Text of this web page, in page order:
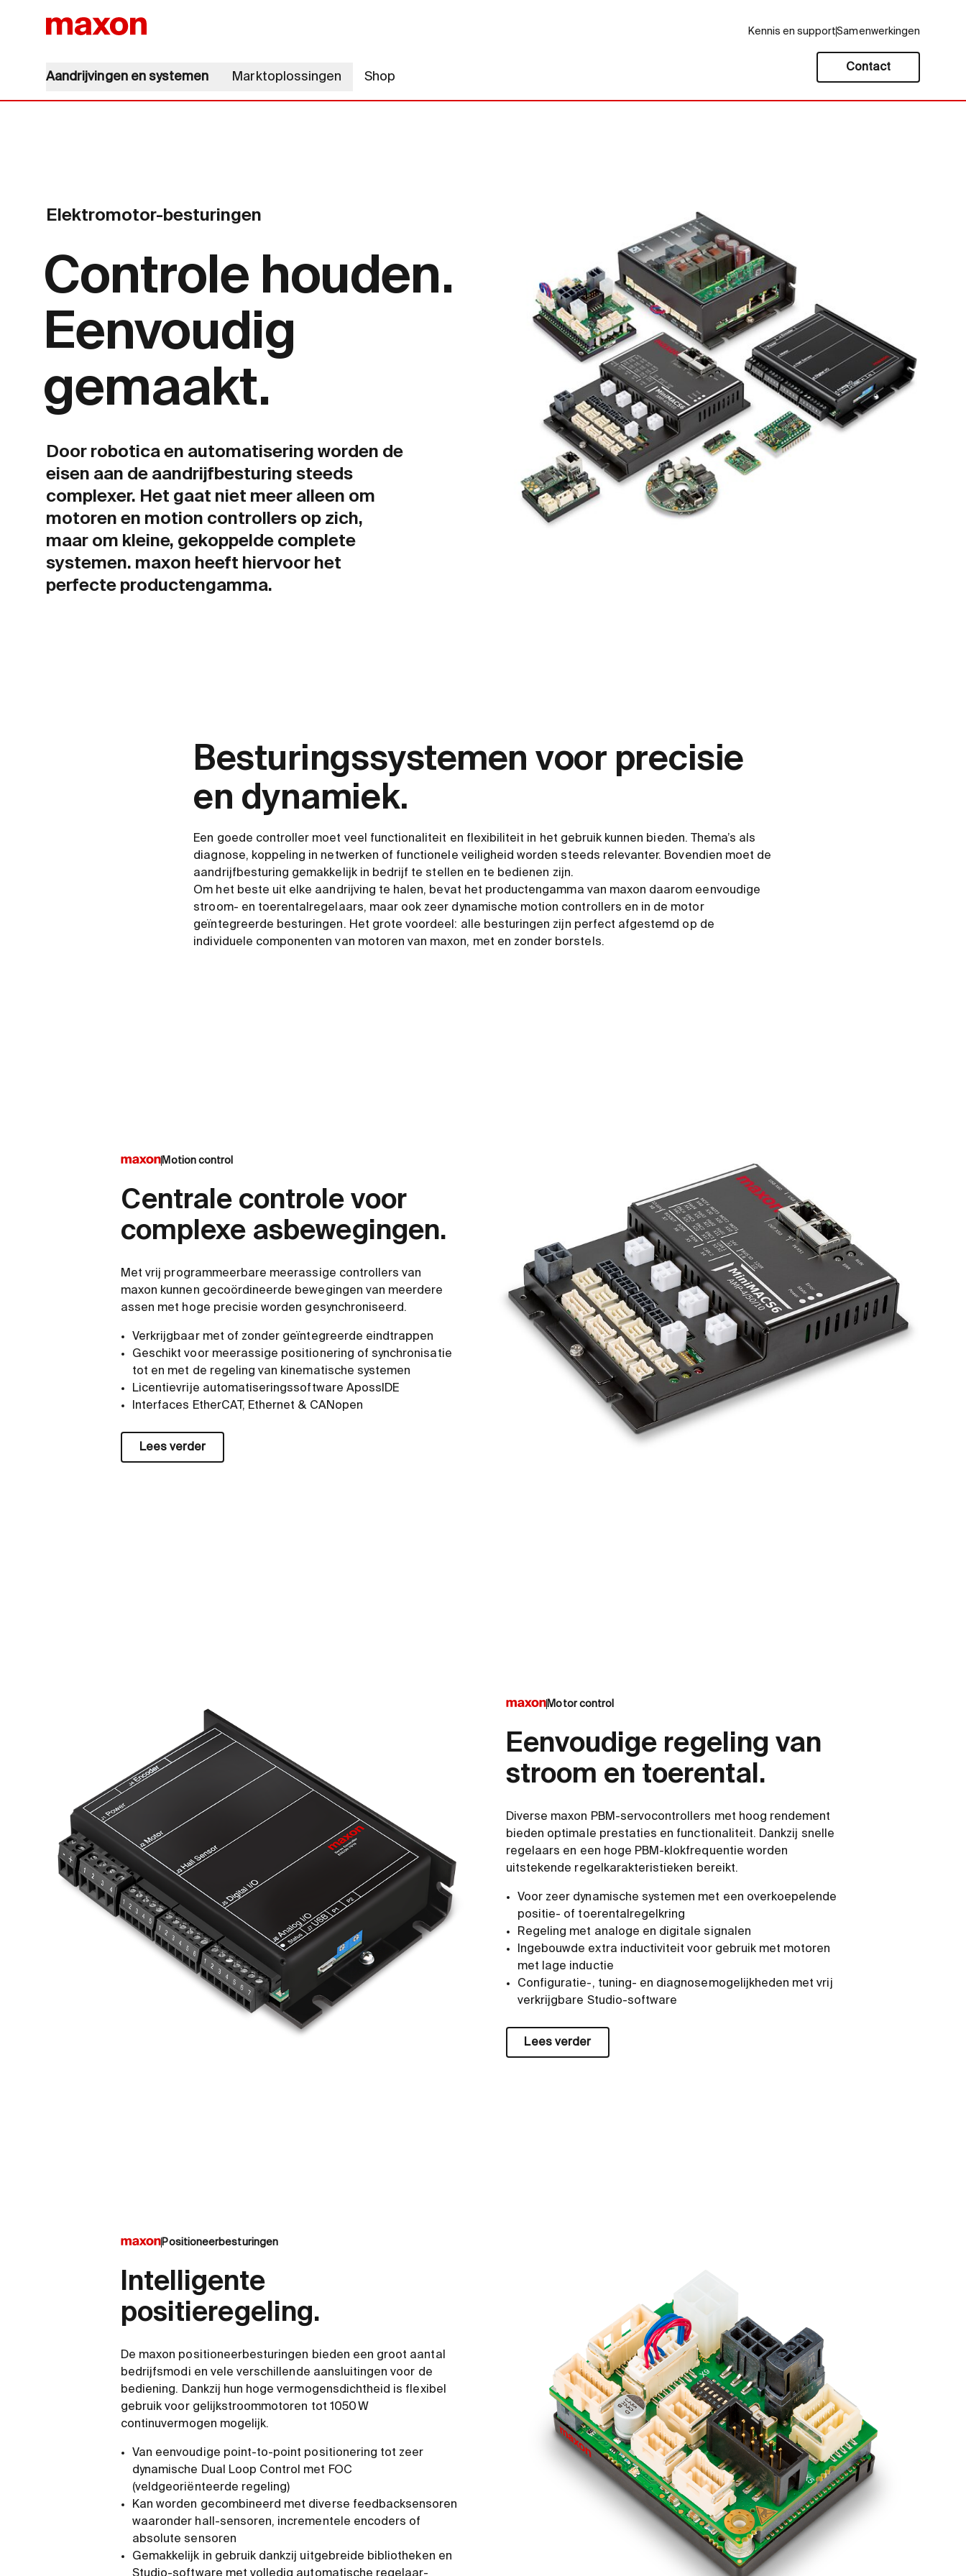
Kennis en supportSamenwerkingen
Aandrijvingen en systemen Marktoplossingen Shop
Contact
Elektromotor-besturingen
Controle houden.
Eenvoudig
gemaakt.
Door robotica en automatisering worden de
eisen aan de aandrijfbesturing steeds
complexer. Het gaat niet meer alleen om
motoren en motion controllers op zich,
maar om kleine, gekoppelde complete
systemen. maxon heeft hiervoor het
perfecte productengamma.
Besturingssystemen voor precisie
en dynamiek.
Een goede controller moet veel functionaliteit en flexibiliteit in het gebruik kunnen bieden. Thema’s als
diagnose, koppeling in netwerken of functionele veiligheid worden steeds relevanter. Bovendien moet de
aandrijfbesturing gemakkelijk in bedrijf te stellen en te bedienen zijn.
Om het beste uit elke aandrijving te halen, bevat het productengamma van maxon daarom eenvoudige
stroom- en toerentalregelaars, maar ook zeer dynamische motion controllers en in de motor
geïntegreerde besturingen. Het grote voordeel: alle besturingen zijn perfect afgestemd op de
individuele componenten van motoren van maxon, met en zonder borstels.
Motion control
Centrale controle voor
complexe asbewegingen.
Met vrij programmeerbare meerassige controllers van
maxon kunnen gecoördineerde bewegingen van meerdere
assen met hoge precisie worden gesynchroniseerd.
Verkrijgbaar met of zonder geïntegreerde eindtrappen
Geschikt voor meerassige positionering of synchronisatie
tot en met de regeling van kinematische systemen
Licentievrije automatiseringssoftware ApossIDE
Interfaces EtherCAT, Ethernet & CANopen
Lees verder
Motor control
Eenvoudige regeling van
stroom en toerental.
Diverse maxon PBM-servocontrollers met hoog rendement
bieden optimale prestaties en functionaliteit. Dankzij snelle
regelaars en een hoge PBM-klokfrequentie worden
uitstekende regelkarakteristieken bereikt.
Voor zeer dynamische systemen met een overkoepelende
positie- of toerentalregelkring
Regeling met analoge en digitale signalen
Ingebouwde extra inductiviteit voor gebruik met motoren
met lage inductie
Configuratie-, tuning- en diagnosemogelijkheden met vrij
verkrijgbare Studio-software
Lees verder
Positioneerbesturingen
Intelligente
positieregeling.
De maxon positioneerbesturingen bieden een groot aantal
bedrijfsmodi en vele verschillende aansluitingen voor de
bediening. Dankzij hun hoge vermogensdichtheid is flexibel
gebruik voor gelijkstroommotoren tot 1050 W
continuvermogen mogelijk.
Van eenvoudige point-to-point positionering tot zeer
dynamische Dual Loop Control met FOC
(veldgeoriënteerde regeling)
Kan worden gecombineerd met diverse feedbacksensoren
waaronder hall-sensoren, incrementele encoders of
absolute sensoren
Gemakkelijk in gebruik dankzij uitgebreide bibliotheken en